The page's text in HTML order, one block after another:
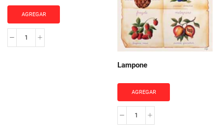
AGREGAR
Limoni
Lampone
AGREGAR
Lampone